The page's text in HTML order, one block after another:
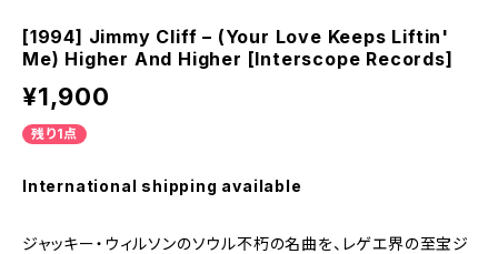
[1994] Jimmy Cliff – (Your Love Keeps Liftin'
Me) Higher And Higher [Interscope Records]
¥1,900
残り1点
International shipping available
ジャッキー・ウィルソンのソウル不朽の名曲を、レゲエ界の至宝ジ